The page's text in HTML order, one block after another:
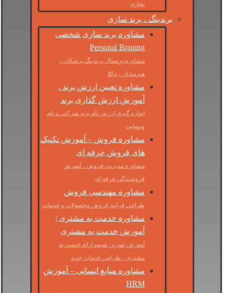
تجاری
برندینگ ، برند سازی
مشاوره برند سازی شخصی
Personal Braning
مشاوره پرسنال برندینگ پزشکان ،
هنرمندان ، وکلا
مشاوره تعیین ارزش برند ،
آموزش ارزش گذاری برند
اندازه گیری ارزش نام برند شرکتی و نام
وبسایت
مشاوره فروش – آموزش تکنیک
های فروش حرفه ای
مشاوره مدیریت فروش ، آموزش
فروشندگی حرفه ای
مشاوره مهندسی فروش
طراحی فرایند فروش محصولات و خدمات
مشاوره خدمت به مشتری |
آموزش خدمت به مشتری
آموزش بهترین شیوه ارائه خدمت به
مشتری - طراحی خدمات جدید
مشاوره منابع انسانی – آموزش
HRM